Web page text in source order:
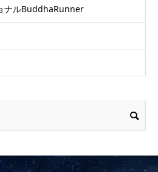
ナルBuddhaRunner